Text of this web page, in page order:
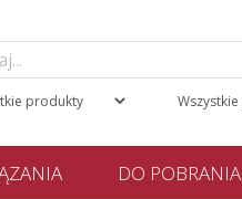
DO POBRANIA